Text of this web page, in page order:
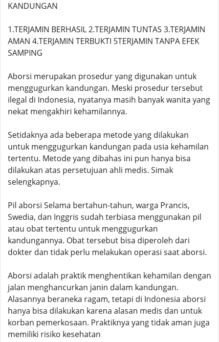
KANDUNGAN
1.TERJAMIN BERHASIL 2.TERJAMIN TUNTAS 3.TERJAMIN
AMAN 4.TERJAMIN TERBUKTI 5TERJAMIN TANPA EFEK
SAMPING
Aborsi merupakan prosedur yang digunakan untuk
menggugurkan kandungan. Meski prosedur tersebut
ilegal di Indonesia, nyatanya masih banyak wanita yang
nekat mengakhiri kehamilannya.
Setidaknya ada beberapa metode yang dilakukan
untuk menggugurkan kandungan pada usia kehamilan
tertentu. Metode yang dibahas ini pun hanya bisa
dilakukan atas persetujuan ahli medis. Simak
selengkapnya.
Pil aborsi Selama bertahun-tahun, warga Prancis,
Swedia, dan Inggris sudah terbiasa menggunakan pil
atau obat tertentu untuk menggugurkan
kandungannya. Obat tersebut bisa diperoleh dari
dokter dan tidak perlu melakukan operasi saat aborsi.
Aborsi adalah praktik menghentikan kehamilan dengan
jalan menghancurkan janin dalam kandungan.
Alasannya beraneka ragam, tetapi di Indonesia aborsi
hanya bisa dilakukan karena alasan medis dan untuk
korban pemerkosaan. Praktiknya yang tidak aman juga
memiliki risiko kesehatan